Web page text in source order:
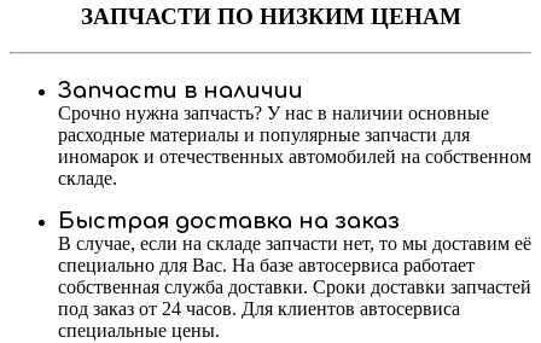
ЗАПЧАСТИПО НИЗКИМ ЦЕНАМ
Запчасти в наличии
Срочно нужна запчасть? У нас в наличии основные
расходные материалы и популярные запчасти для
иномарок и отечественных автомобилей на собственном
складе.
Быстрая доставка на заказ
В случае, если на складе запчасти нет, то мы доставим её
специально для Вас. На базе автосервиса работает
собственная служба доставки. Сроки доставки запчастей
под заказ от 24 часов. Для клиентов автосервиса
специальные цены.